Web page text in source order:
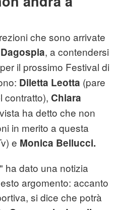
che sono arrivate
Dagospia, a contendersi
per il prossimo Festival di
Diletta Leotta (pare
contratto), Chiara
ha detto che non
in merito a questa
e Monica Bellucci.
ha dato una notizia
argomento: accanto
si dice che potrà